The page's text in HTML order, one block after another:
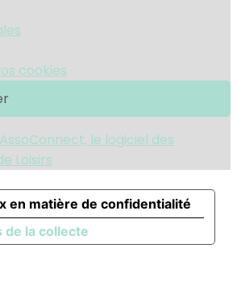
cookies
le logiciel des
Loisirs
de la collecte
en matière de confidentialité